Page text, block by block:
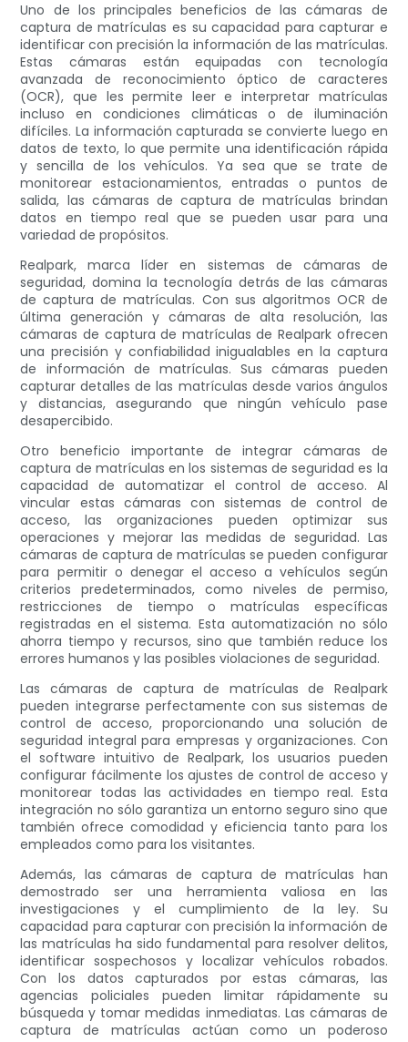
Uno de los principales beneficios de las cámaras de
captura de matrículas es su capacidad para capturar e
identificar con precisión la información de las matrículas.
Estas cámaras están equipadas con tecnología
avanzada de reconocimiento óptico de caracteres
(OCR), que les permite leer e interpretar matrículas
incluso en condiciones climáticas o de iluminación
difíciles. La información capturada se convierte luego en
datos de texto, lo que permite una identificación rápida
y sencilla de los vehículos. Ya sea que se trate de
monitorear estacionamientos, entradas o puntos de
salida, las cámaras de captura de matrículas brindan
datos en tiempo real que se pueden usar para una
variedad de propósitos.
Realpark, marca líder en sistemas de cámaras de
seguridad, domina la tecnología detrás de las cámaras
de captura de matrículas. Con sus algoritmos OCR de
última generación y cámaras de alta resolución, las
cámaras de captura de matrículas de Realpark ofrecen
una precisión y confiabilidad inigualables en la captura
de información de matrículas. Sus cámaras pueden
capturar detalles de las matrículas desde varios ángulos
y distancias, asegurando que ningún vehículo pase
desapercibido.
Otro beneficio importante de integrar cámaras de
captura de matrículas en los sistemas de seguridad es la
capacidad de automatizar el control de acceso. Al
vincular estas cámaras con sistemas de control de
acceso, las organizaciones pueden optimizar sus
operaciones y mejorar las medidas de seguridad. Las
cámaras de captura de matrículas se pueden configurar
para permitir o denegar el acceso a vehículos según
criterios predeterminados, como niveles de permiso,
restricciones de tiempo o matrículas específicas
registradas en el sistema. Esta automatización no sólo
ahorra tiempo y recursos, sino que también reduce los
errores humanos y las posibles violaciones de seguridad.
Las cámaras de captura de matrículas de Realpark
pueden integrarse perfectamente con sus sistemas de
control de acceso, proporcionando una solución de
seguridad integral para empresas y organizaciones. Con
el software intuitivo de Realpark, los usuarios pueden
configurar fácilmente los ajustes de control de acceso y
monitorear todas las actividades en tiempo real. Esta
integración no sólo garantiza un entorno seguro sino que
también ofrece comodidad y eficiencia tanto para los
empleados como para los visitantes.
Además, las cámaras de captura de matrículas han
demostrado ser una herramienta valiosa en las
investigaciones y el cumplimiento de la ley. Su
capacidad para capturar con precisión la información de
las matrículas ha sido fundamental para resolver delitos,
identificar sospechosos y localizar vehículos robados.
Con los datos capturados por estas cámaras, las
agencias policiales pueden limitar rápidamente su
búsqueda y tomar medidas inmediatas. Las cámaras de
captura de matrículas actúan como un poderoso